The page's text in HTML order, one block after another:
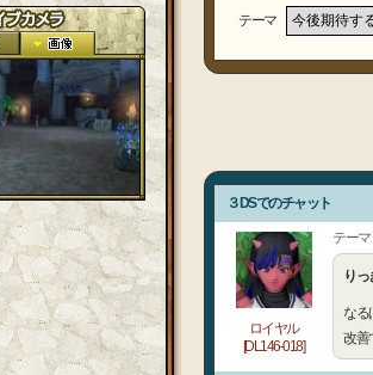
テーマ
３DSでのチャット
ロイヤル
[DL146-018]
テー
りっ
なる
改善